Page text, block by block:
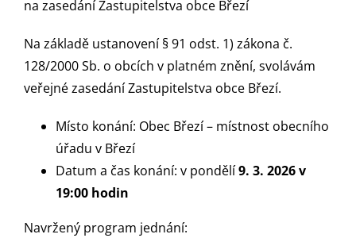
na zasedání Zastupitelstva obce Březí
Na základě ustanovení § 91 odst. 1) zákona č.
128/2000 Sb. o obcích v platném znění, svolávám
veřejné zasedání Zastupitelstva obce Březí.
Místo konání: Obec Březí – místnost obecního
úřadu v Březí
Datum a čas konání: v pondělí9. 3. 2026 v
19:00 hodin
Navržený program jednání: